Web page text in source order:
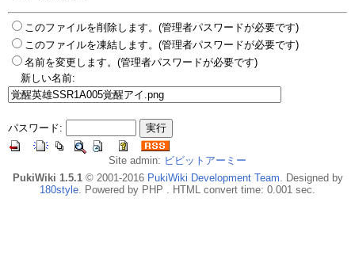
このファイルを削除します。(管理者パスワードが必要です)
このファイルを凍結します。(管理者パスワードが必要です)
名前を変更します。(管理者パスワードが必要です)
新しい名前:
パスワード:
Site admin: ビビットアーミー
PukiWiki 1.5.1© 2001-2016 PukiWiki Development Team. Designed by
180style. Powered by PHP . HTML convert time: 0.001 sec.